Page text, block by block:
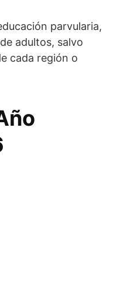
parvularia,
adultos, salvo
cada región o